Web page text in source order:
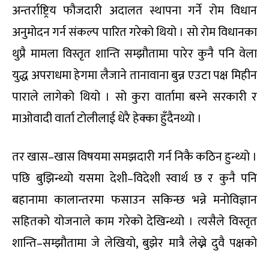
अन्तर्राष्ट्रिय फौजदारी अदालत स्थापना गर्ने रोम विधान
अनुमोदन गर्न संकल्प पारित गरेको थियो । सो रोम विधानका
थुप्रै मामला विस्तृत शान्ति सम्झौतामा पारेर कुनै पनि वेला
युद्ध अपराधमा हेगमा लैजाने तानावाना बुन्न एउटा पक्ष मिहीन
पाराले लागेको थियो । सो कुरा वार्तामा बस्ने सरकारी र
माओवादी वार्ता टोलीलाई धेरै हेक्का हुँदैनथ्यो ।
तर खास–खास विषयमा समझदारी गर्न निकै कठिन हुन्थ्यो ।
पछि बुझिन्थ्यो यसमा देशी–विदेशी स्वार्थ छ र कुनै पनि
बहानामा कालान्तरमा फसाउन सकिन्छ भन्ने मनोविज्ञान
सहितको योजनाले काम गरेको देखिन्थ्यो । त्यसैले विस्तृत
शान्ति–सम्झौतामा जे लेखियो, बुझेर मात्रै लेख्ने दुवै पक्षको